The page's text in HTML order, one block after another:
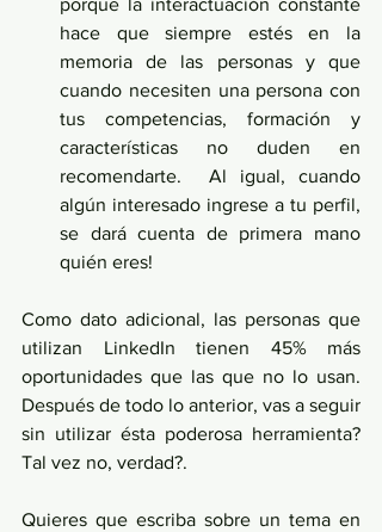
porque la interactuación constante
hace que siempre estés en la
memoria de las personas y que
cuando necesiten una persona con
tus competencias, formación y
características no duden en
recomendarte.  Al igual, cuando
algún interesado ingrese a tu perfil,
se dará cuenta de primera mano
quién eres!
Como dato adicional, las personas que
utilizan LinkedIn tienen 45% más
oportunidades que las que no lo usan.
Después de todo lo anterior, vas a seguir
sin utilizar ésta poderosa herramienta?
Tal vez no, verdad?.
Quieres que escriba sobre un tema en